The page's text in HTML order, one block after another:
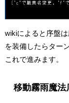
wikiによると序盤
を装備したらター
これで進みます。
移動霧雨魔法